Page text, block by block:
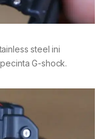
steel ini
G-shock.